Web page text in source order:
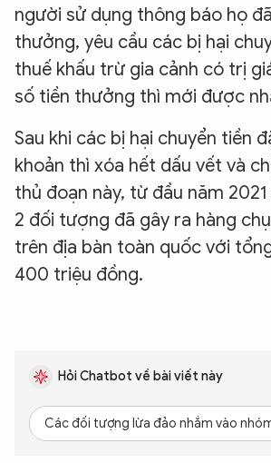
người sử dụng thông báo họ
thưởng, yêu cầu các bị hại
thuế khấu trừ gia cảnh có trị
số tiền thưởng thì mới được
Sau khi các bị hại chuyển tiền
khoản thì xóa hết dấu vết và
thủ đoạn này, từ đầu năm
2 đối tượng đã gây ra hàng
trên địa bàn toàn quốc với
400 triệu đồng.
Hỏi Chatbot về bài viết này
Các đối tượng lừa đảo nhắm vào